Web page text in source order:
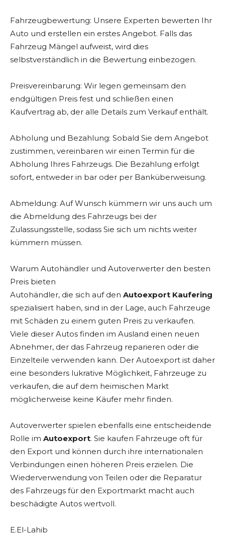
Fahrzeugbewertung: Unsere Experten bewerten Ihr
Auto und erstellen ein erstes Angebot. Falls das
Fahrzeug Mängel aufweist, wird dies
selbstverständlich in die Bewertung einbezogen.
Preisvereinbarung: Wir legen gemeinsam den
endgültigen Preis fest und schließen einen
Kaufvertrag ab, der alle Details zum Verkauf enthält.
Abholung und Bezahlung: Sobald Sie dem Angebot
zustimmen, vereinbaren wir einen Termin für die
Abholung Ihres Fahrzeugs. Die Bezahlung erfolgt
sofort, entweder in bar oder per Banküberweisung.
Abmeldung: Auf Wunsch kümmern wir uns auch um
die Abmeldung des Fahrzeugs bei der
Zulassungsstelle, sodass Sie sich um nichts weiter
kümmern müssen.
Warum Autohändler und Autoverwerter den besten
Preis bieten
Autohändler, die sich auf den Autoexport Kaufering
spezialisiert haben, sind in der Lage, auch Fahrzeuge
mit Schäden zu einem guten Preis zu verkaufen.
Viele dieser Autos finden im Ausland einen neuen
Abnehmer, der das Fahrzeug reparieren oder die
Einzelteile verwenden kann. Der Autoexport ist daher
eine besonders lukrative Möglichkeit, Fahrzeuge zu
verkaufen, die auf dem heimischen Markt
möglicherweise keine Käufer mehr finden.
Autoverwerter spielen ebenfalls eine entscheidende
Rolle im Autoexport. Sie kaufen Fahrzeuge oft für
den Export und können durch ihre internationalen
Verbindungen einen höheren Preis erzielen. Die
Wiederverwendung von Teilen oder die Reparatur
des Fahrzeugs für den Exportmarkt macht auch
beschädigte Autos wertvoll.
E.El-Lahib